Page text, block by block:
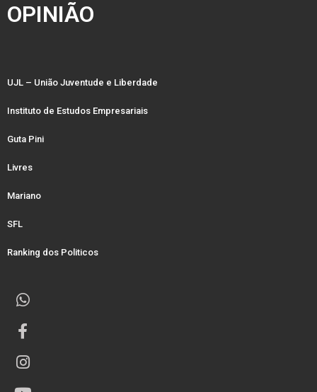
OPINIÃO
UJL – União Juventude e Liberdade
Instituto de Estudos Empresariais
Guta Pini
Livres
Mariano
SFL
Ranking dos Politicos